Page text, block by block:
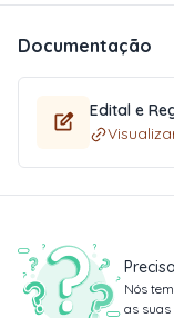
Documentação
Edital e
Nós
as suas